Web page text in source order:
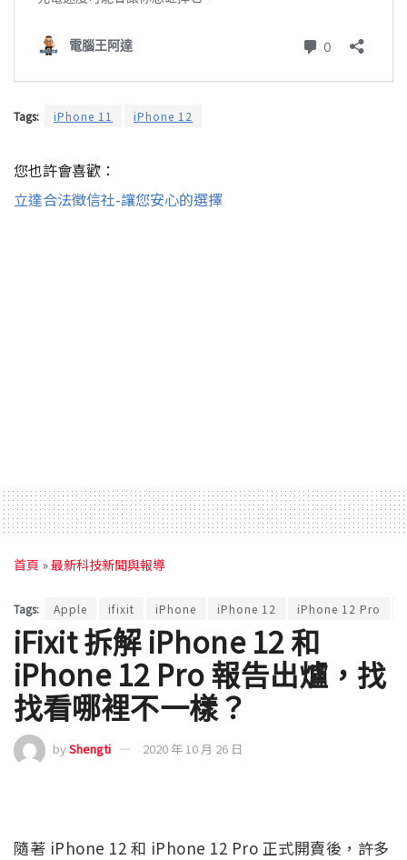
Tags: iPhone 11 iPhone 12
您也許會喜歡：
立達合法徵信社-讓您安心的選擇
首頁 »最新科技新聞與報導
Tags: Apple ifixit iPhone iPhone 12 iPhone 12 Pro
iFixit 拆解 iPhone 12 和
iPhone 12 Pro 報告出爐，找
找看哪裡不一樣？
byShengti 2020 年 10 月 26 日
隨著 iPhone 12 和 iPhone 12 Pro 正式開賣後，許多